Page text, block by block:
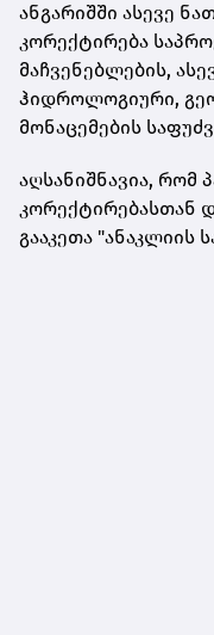
ანგარიშში ასევე
კორექტირება
მაჩვენებლების,
ჰიდროლოგიური,
მონაცემების
აღსანიშნავია, რომ
კორექტირებასთან
გააკეთა "ანაკლიის